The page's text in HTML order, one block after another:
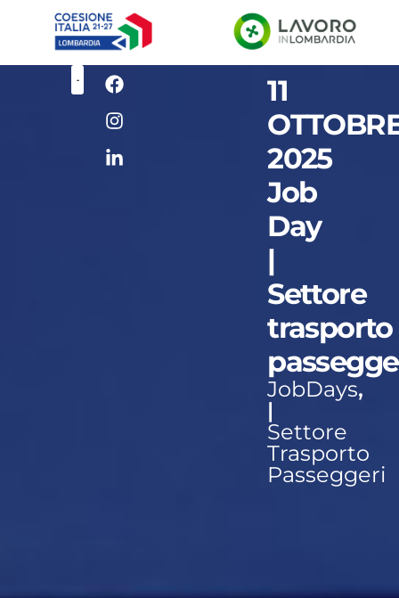
11
2025
Job
Day
|
Settore
trasporto
JobDays,
|
Settore
Trasporto
Passeggeri